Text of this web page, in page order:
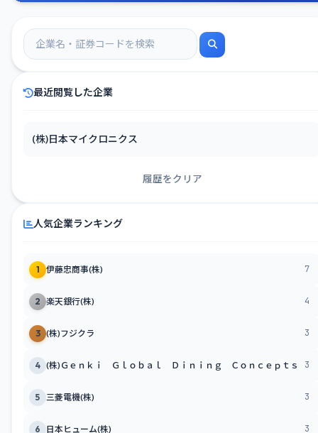
最近閲覧した企業
(株)日本マイクロニクス
履歴をクリア
人気企業ランキング
1 伊藤忠商事(株) 7
2 楽天銀行(株) 4
3 (株)フジクラ 3
4 (株)Ｇｅｎｋｉ Ｇｌｏｂａｌ Ｄｉｎｉｎｇ Ｃｏｎｃｅｐｔｓ 3
5 三菱電機(株) 3
6 日本ヒューム(株) 3